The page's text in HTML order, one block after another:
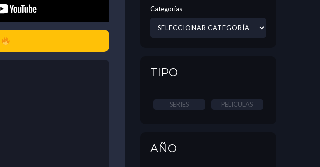
Categorías
TIPO
SERIES PELICULAS
AÑO